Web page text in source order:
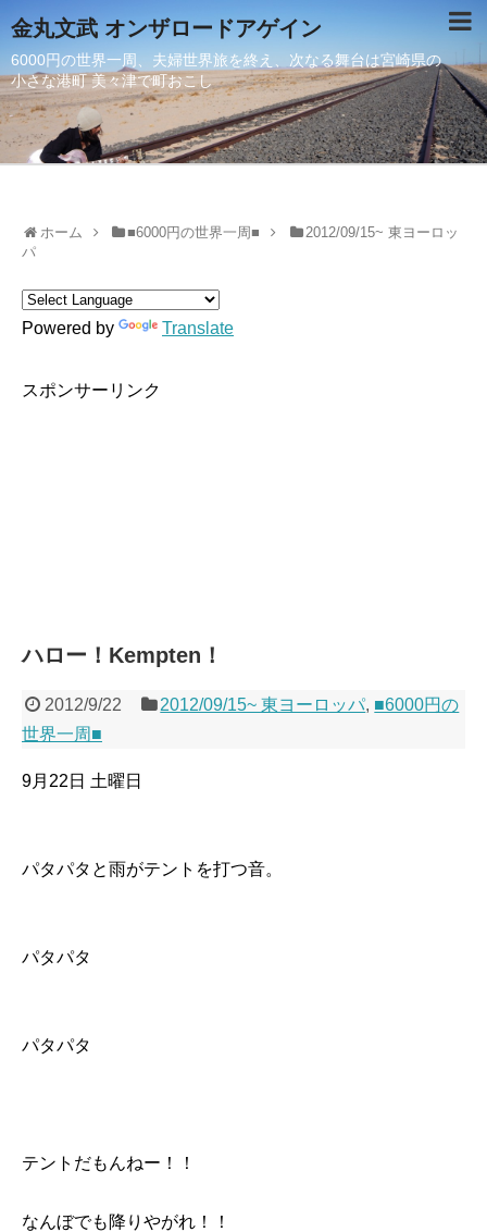
金丸文武 オンザロードアゲイン
6000円の世界一周、夫婦世界旅を終え、次なる舞台は宮崎県の
小さな港町 美々津で町おこし
ホーム ■6000円の世界一周■
2012/09/15~ 東ヨーロッ
パ
Powered by Translate
スポンサーリンク
ハロー！Kempten！
2012/9/22 2012/09/15~ 東ヨーロッパ, ■6000円の
世界一周■
9月22日 土曜日
パタパタと雨がテントを打つ音。
パタパタ
パタパタ
テントだもんねー！！
なんぼでも降りやがれ！！